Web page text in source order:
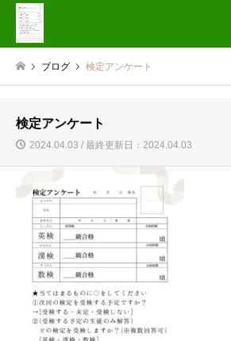
ブログ 検定アンケート
検定アンケート
2024.04.03 / 最終更新日：2024.04.03